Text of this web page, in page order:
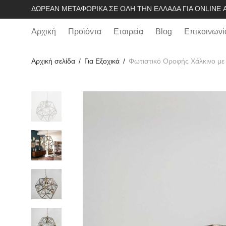
ΔΩΡΕΆΝ ΜΕΤΑΦΟΡΙΚΆ ΣΕ ΌΛΗ ΤΗΝ ΕΛΛΆΔΑ ΓΙΑ ONLINE
Αρχική Προϊόντα Εταιρεία Blog
Αρχική σελίδα / Για Εξοχικά / Φωτιστικό Οροφής Χάλκινο